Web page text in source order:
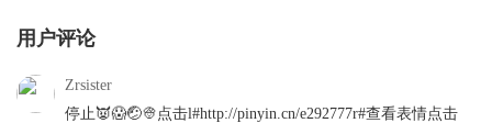
用户评论
Zrsister
停止👿😱🤕👳点击l#http://pinyin.cn/e292777r#查看表情点击